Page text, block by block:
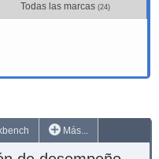
Todas las marcas (24)
Más...